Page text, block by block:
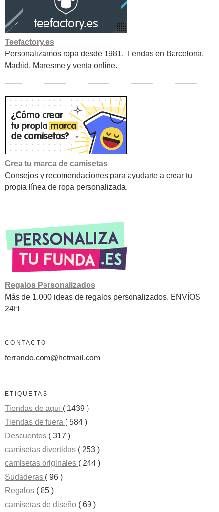
Teefactory.es
Personalizamos ropa desde 1981. Tiendas en Barcelona,
Madrid, Maresme y venta online.
Crea tu marca de camisetas
Consejos y recomendaciones para ayudarte a crear tu
propia línea de ropa personalizada.
Regalos Personalizados
Más de 1.000 ideas de regalos personalizados. ENVÍOS
24H
CONTACTO
ferrando.com@hotmail.com
ETIQUETAS
Tiendas de aquí ( 1439 )
Tiendas de fuera ( 584 )
Descuentos ( 317 )
camisetas divertidas ( 253 )
camisetas originales ( 244 )
Sudaderas ( 96 )
Regalos ( 85 )
camisetas de diseño ( 69 )